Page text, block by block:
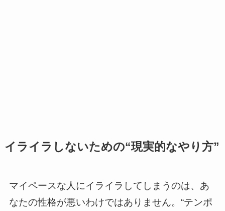
イライラしないための“現実的なやり方”
マイペースな人にイライラしてしまうのは、あ
なたの性格が悪いわけではありません。“テンポ